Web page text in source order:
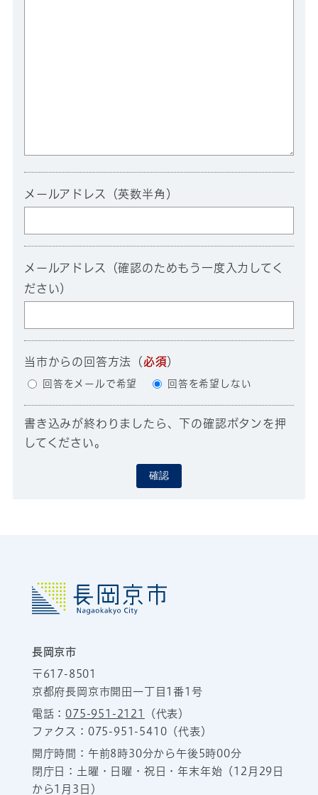
メールアドレス（英数半角）
メールアドレス（確認のためもう一度入力してく
ださい）
当市からの回答方法 （必須）
回答をメールで希望 回答を希望しない
書き込みが終わりましたら、下の確認ボタンを押
してください。
確認
長岡京市
〒617-8501
京都府長岡京市開田一丁目1番1号
電話：075-951-2121
（代表）
ファクス：075-951-5410（代表）
開庁時間：午前8時30分から午後5時00分
閉庁日：土曜・日曜・祝日・年末年始（12月29日
から1月3日）